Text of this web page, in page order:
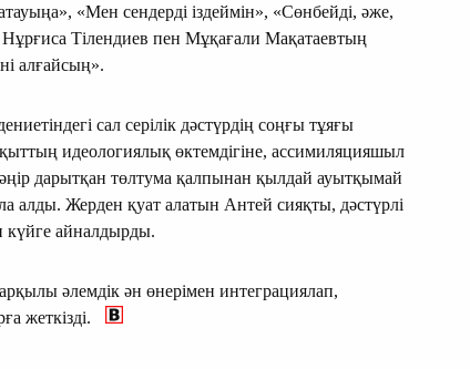
«Мен сендерді іздеймін», «Сөнбейді, әже,
Тілендиев пен Мұқағали Мақатаевтың
алғайсың».
сал серілік дәстүрдің соңғы тұяғы
идеологиялық өктемдігіне, ассимиляцияшыл
дарытқан төлтума қалпынан қылдай ауытқымай
Жерден қуат алатын Антей сияқты, дәстүрлі
күйге айналдырды.
әлемдік ән өнерімен интеграциялап,
жеткізді.